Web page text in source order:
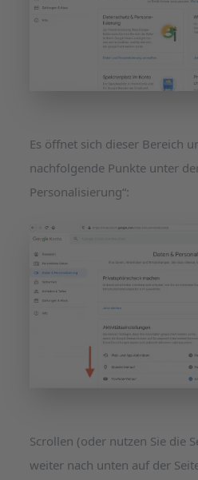
Es öffnet sich dieser Bereich
nachfolgende Punkte unter
Personalisierung“:
Scrollen (oder nutzen Sie die
weiter nach unten auf der